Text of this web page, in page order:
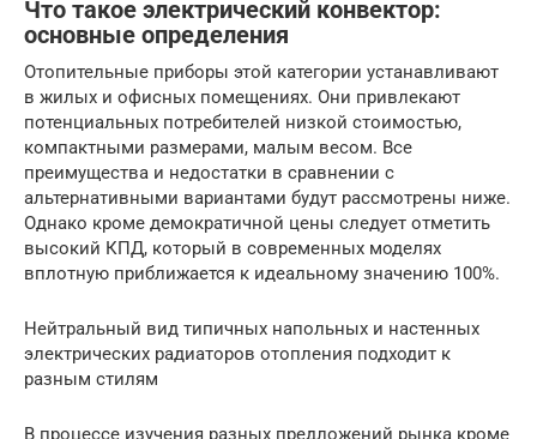
Что такое электрический конвектор:
основные определения
Отопительные приборы этой категории устанавливают
в жилых и офисных помещениях. Они привлекают
потенциальных потребителей низкой стоимостью,
компактными размерами, малым весом. Все
преимущества и недостатки в сравнении с
альтернативными вариантами будут рассмотрены ниже.
Однако кроме демократичной цены следует отметить
высокий КПД, который в современных моделях
вплотную приближается к идеальному значению 100%.
Нейтральный вид типичных напольных и настенных
электрических радиаторов отопления подходит к
разным стилям
В процессе изучения разных предложений рынка кроме